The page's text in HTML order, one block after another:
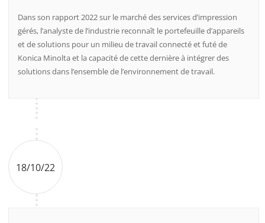
Dans son rapport 2022 sur le marché des services d’impression
gérés, l’analyste de l’industrie reconnaît le portefeuille d’appareils
et de solutions pour un milieu de travail connecté et futé de
Konica Minolta et la capacité de cette dernière à intégrer des
solutions dans l’ensemble de l’environnement de travail.
18/10/22